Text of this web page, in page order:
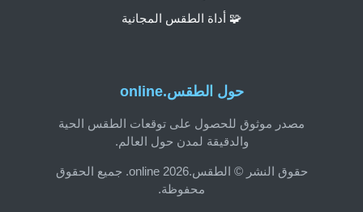
حول الطقس.online
مصدر موثوق للحصول على توقعات الطقس الحية
والدقيقة لمدن حول العالم.
حقوق النشر © الطقس.online 2026. جميع الحقوق
محفوظة.
🧩 أداة الطقس المجانية